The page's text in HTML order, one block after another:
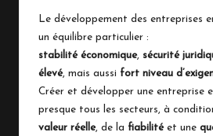
Le développement des entreprises
un équilibre particulier :
stabilité économique, sécurité
élevé, mais aussi fort niveau
Créer et développer une entreprise
presque tous les secteurs, à
valeur réelle, de la fiabilitéet une